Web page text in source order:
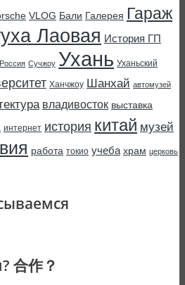
VLOG Бали Галерея Гараж
Лаовая История ГП
Россия Сучжоу Ухань Уханьский
Ханчжоу Шанхай автомузей
владивосток выставка
интернет история китай музей
работа токио учеба храм церковь
合作？